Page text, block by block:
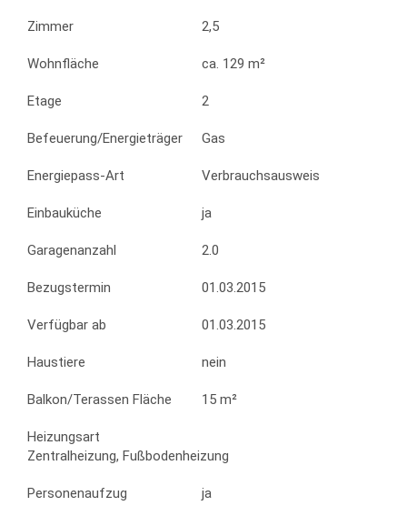
Zimmer 2,5
Wohnfläche ca. 129 m²
Etage 2
Befeuerung/Energieträger Gas
Energiepass-Art Verbrauchsausweis
Einbauküche ja
Garagenanzahl 2.0
Bezugstermin 01.03.2015
Verfügbar ab 01.03.2015
Haustiere nein
Balkon/Terassen Fläche 15 m²
Heizungsart
Zentralheizung, Fußbodenheizung
Personenaufzug ja